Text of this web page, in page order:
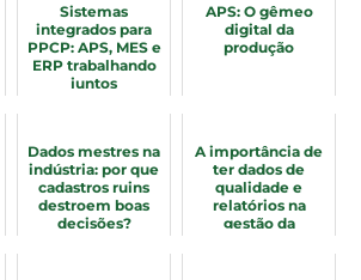
Sistemas
integrados para
PPCP: APS, MES e
ERP trabalhando
juntos
APS: O gêmeo
digital da
produção
Dados mestres na
indústria: por que
cadastros ruins
destroem boas
decisões?
A importância de
ter dados de
qualidade e
relatórios na
gestão da